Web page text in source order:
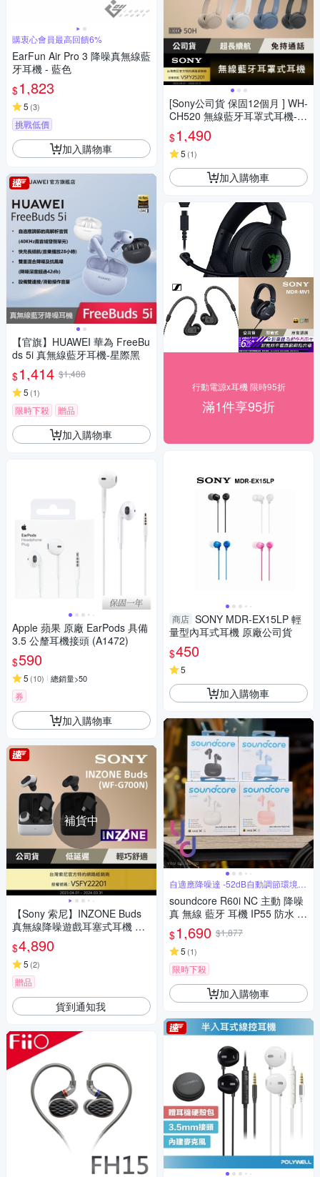
購衷心會員最高回饋6%
EarFun Air Pro 3 降噪真無線藍
牙耳機 - 藍色
$1,823
5 (3)
挑戰低價
加入購物車
【官旗】HUAWEI 華為 FreeBu
ds 5i 真無線藍牙耳機-星際黑
$1,414 $1,488
5 (1)
限時下殺 贈品
加入購物車
Apple 蘋果 原廠 EarPods 具備
3.5 公釐耳機接頭 (A1472)
$590
5 (10) 總銷量>50
券
加入購物車
補貨中
【Sony 索尼】INZONE Buds
真無線降噪遊戲耳塞式耳機 WF
-G700N (公司貨 保固12個月)
$4,890
5 (2)
贈品
貨到通知我
[Sony公司貨 保固12個月 ] WH-
CH520 無線藍牙耳罩式耳機-
粉、黃色
$1,490
5 (1)
加入購物車
行動電源x耳機 限時95折
滿1件享95折
商店 SONY MDR-EX15LP 輕
量型內耳式耳機 原廠公司貨
$450
5
加入購物車
自適應降噪達 -52dB自動調節環境噪
音
soundcore R60i NC 主動 降噪
真 無線 藍牙 耳機 IP55 防水 防
塵 公司貨 兩年保
$1,690 $1,877
5 (1)
限時下殺
加入購物車